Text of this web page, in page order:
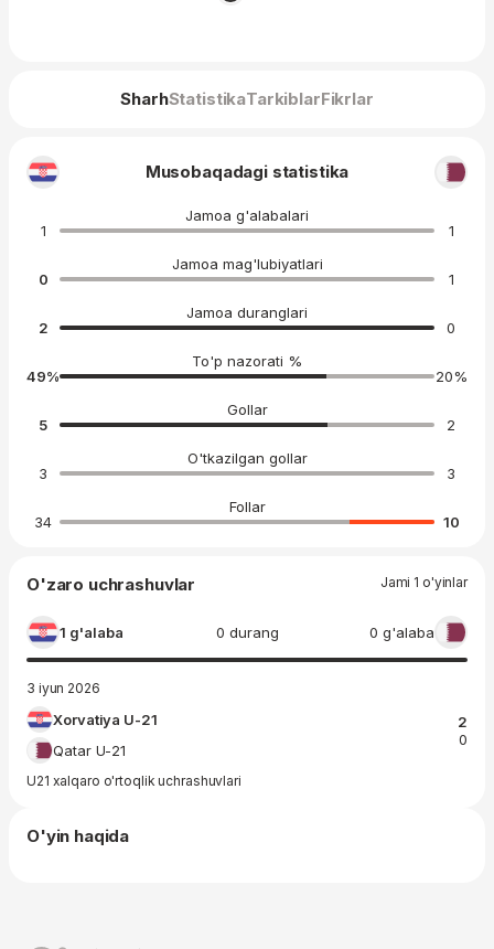
SharhStatistikaTarkiblarFikrlar
Musobaqadagi statistika
Jamoa g'alabalari
1
1
Jamoa mag'lubiyatlari
0
1
Jamoa duranglari
2
0
To'p nazorati %
49% 20%
Gollar
5
2
O'tkazilgan gollar
3
3
Follar
34
10
O'zaro uchrashuvlar Jami 1 o'yinlar
1 g'alaba 0 durang 0 g'alaba
3 iyun 2026
Xorvatiya U-21
Qatar U-21
2
0
U21 xalqaro o'rtoqlik uchrashuvlari
O'yin haqida